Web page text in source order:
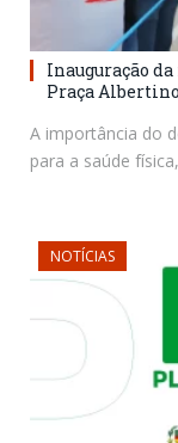
Inauguração
Praça
A importância do
para a saúde
NOTÍCIAS